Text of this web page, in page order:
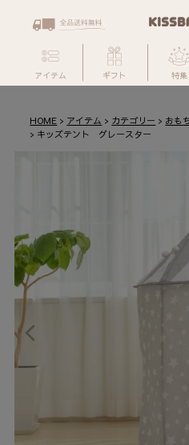
アイテム ギフト 特集
HOME アイテム カテゴリー おも
キッズテント グレースター